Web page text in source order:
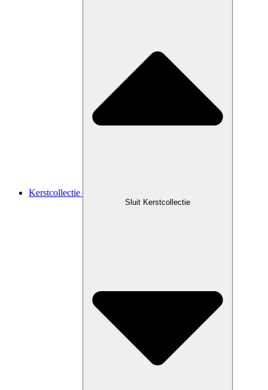
Kerstcollectie
Sluit Kerstcollectie